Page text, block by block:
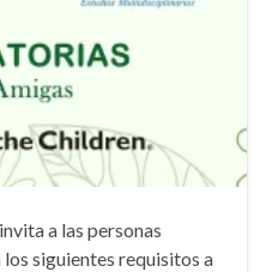
a las personas
siguientes requisitos a